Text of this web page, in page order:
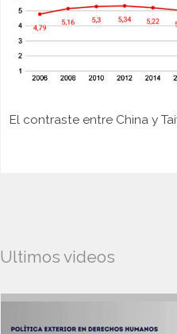
El contraste entre China y
Ultimos videos